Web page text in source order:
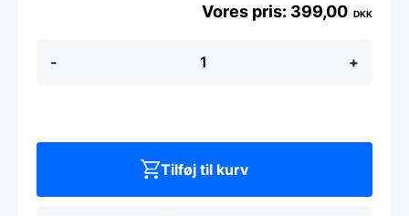
-
Hendi
+
399,00 DKK
Tilføj til kurv